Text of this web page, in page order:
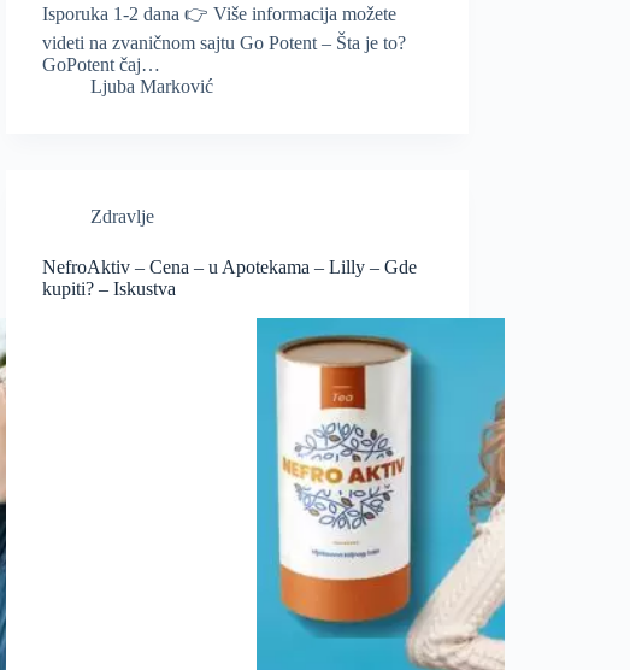
Isporuka 1-2 dana 👉 Više informacija možete
videti na zvaničnom sajtu Go Potent – Šta je to?
GoPotent čaj…
Ljuba Marković
Zdravlje
NefroAktiv – Cena – u Apotekama – Lilly – Gde
kupiti? – Iskustva